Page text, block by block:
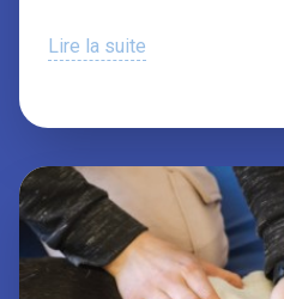
Lire la suite